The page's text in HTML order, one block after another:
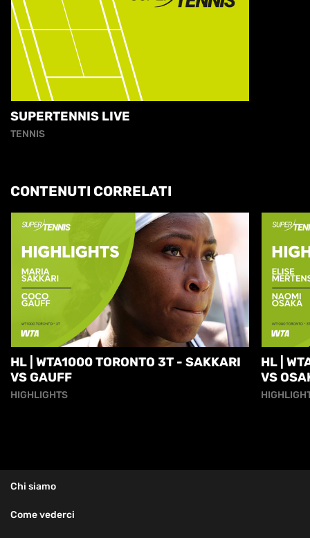
SUPERTENNIS LIVE
TENNIS
CONTENUTI CORRELATI
HL | WTA1000 TORONTO 3T - SAKKARI
VS GAUFF
HIGHLIGHTS
HL |
VS
Chi siamo
Come vederci